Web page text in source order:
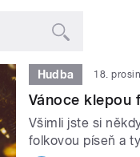
Hudba 18.
Vánoce klepou
Všimli jste si
folkovou píseň a